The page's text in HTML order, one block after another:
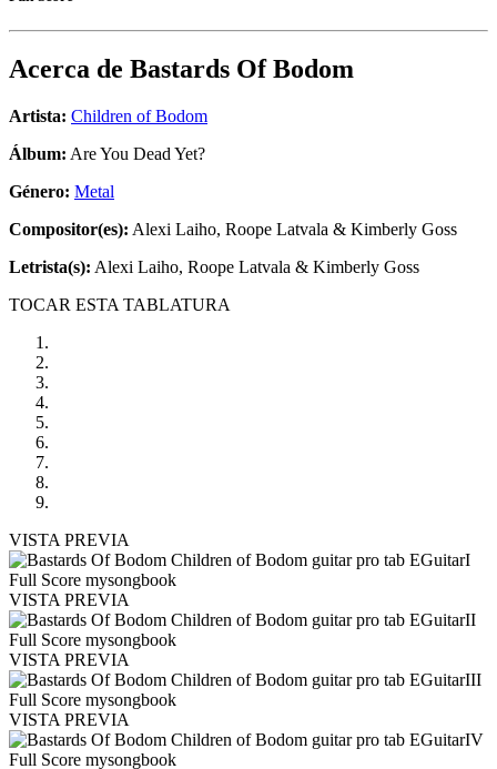
Acerca de Bastards Of Bodom
Artista: Children of Bodom
Álbum: Are You Dead Yet?
Género: Metal
Compositor(es): Alexi Laiho, Roope Latvala & Kimberly Goss
Letrista(s): Alexi Laiho, Roope Latvala & Kimberly Goss
TOCAR ESTA TABLATURA
VISTA PREVIA
VISTA PREVIA
VISTA PREVIA
VISTA PREVIA